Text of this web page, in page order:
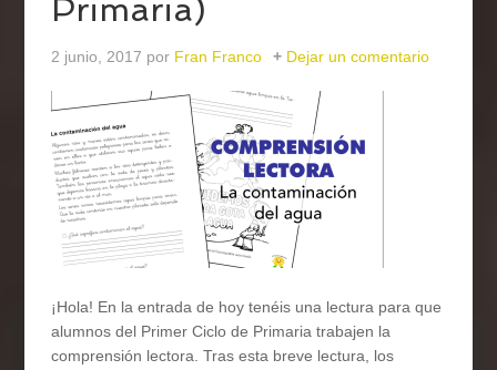
Primaria)
2 junio, 2017 por Fran Franco Dejar un comentario
¡Hola! En la entrada de hoy tenéis una lectura para que
alumnos del Primer Ciclo de Primaria trabajen la
comprensión lectora. Tras esta breve lectura, los